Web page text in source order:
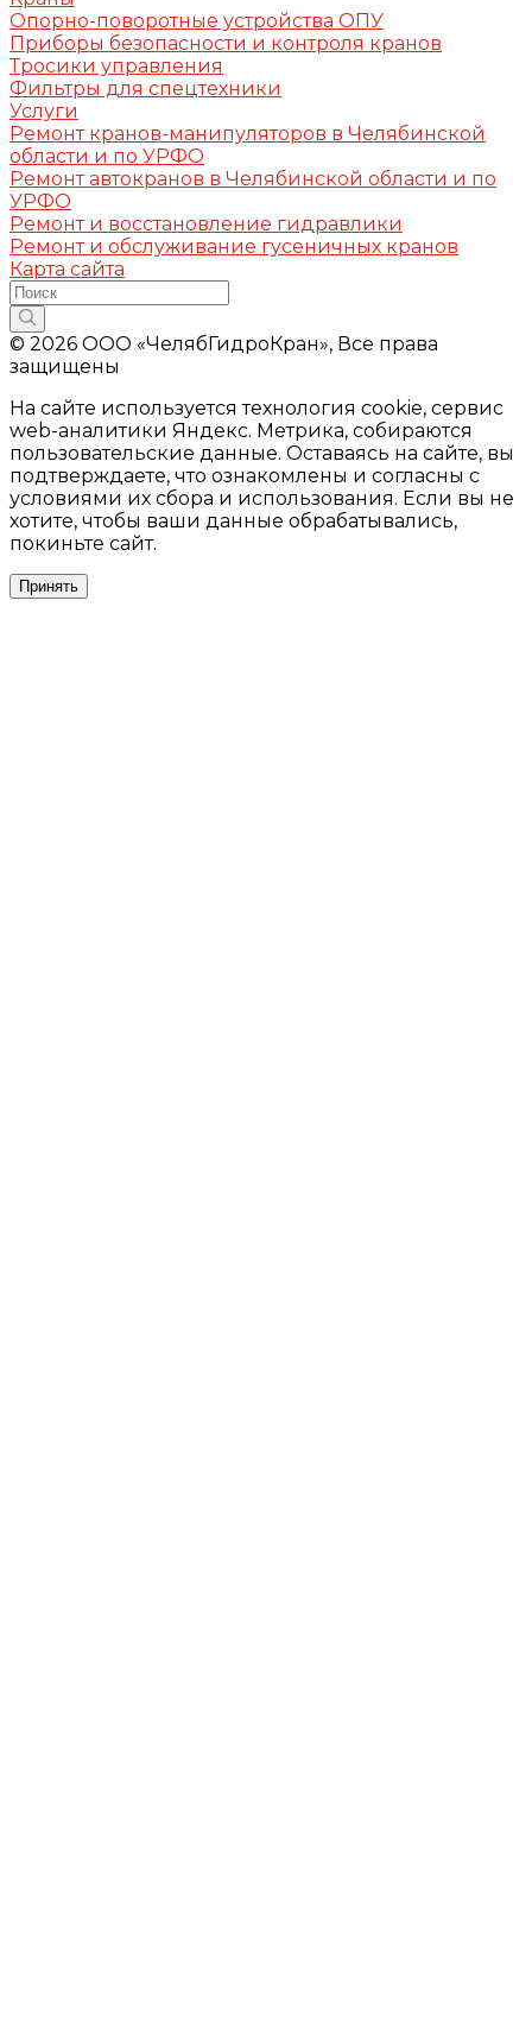
Опорно-поворотные устройства ОПУ
Приборы безопасности и контроля кранов
Тросики управления
Фильтры для спецтехники
Услуги
Ремонт кранов-манипуляторов в Челябинской
области и по УРФО
Ремонт автокранов в Челябинской области и по
УРФО
Ремонт и восстановление гидравлики
Ремонт и обслуживание гусеничных кранов
Карта сайта
© 2026 ООО «ЧелябГидроКран», Все права
защищены
На сайте используется технология cookie, сервис
web-аналитики Яндекс. Метрика, собираются
пользовательские данные. Оставаясь на сайте, вы
подтверждаете, что ознакомлены и согласны с
условиями их сбора и использования. Если вы не
хотите, чтобы ваши данные обрабатывались,
покиньте сайт.
Принять